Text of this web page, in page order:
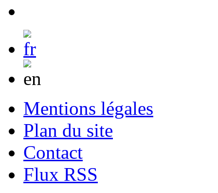
Mentions légales
Plan du site
Contact
Flux RSS